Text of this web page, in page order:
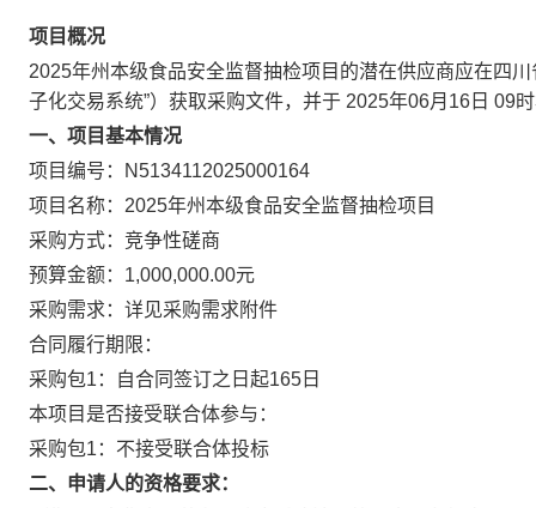
项目概况
2025年州本级食品安全监督抽检项目 的潜在供应商应在四
子化交易系统”）获取采购文件，并于 2025年06月16日 09
一、项目基本情况
项目编号：N5134112025000164
项目名称：2025年州本级食品安全监督抽检项目
采购方式：竞争性磋商
预算金额：1,000,000.00元
采购需求：详见采购需求附件
合同履行期限：
采购包1：自合同签订之日起165日
本项目是否接受联合体参与：
采购包1：不接受联合体投标
二、申请人的资格要求：